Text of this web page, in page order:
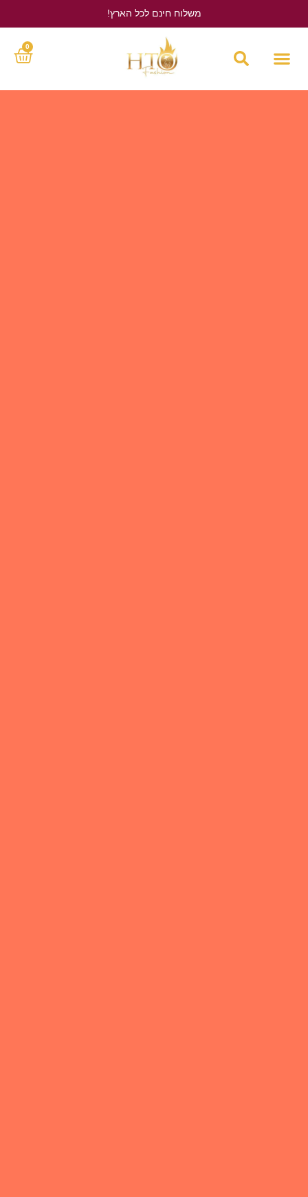
משלוח חינם לכל הארץ!
0